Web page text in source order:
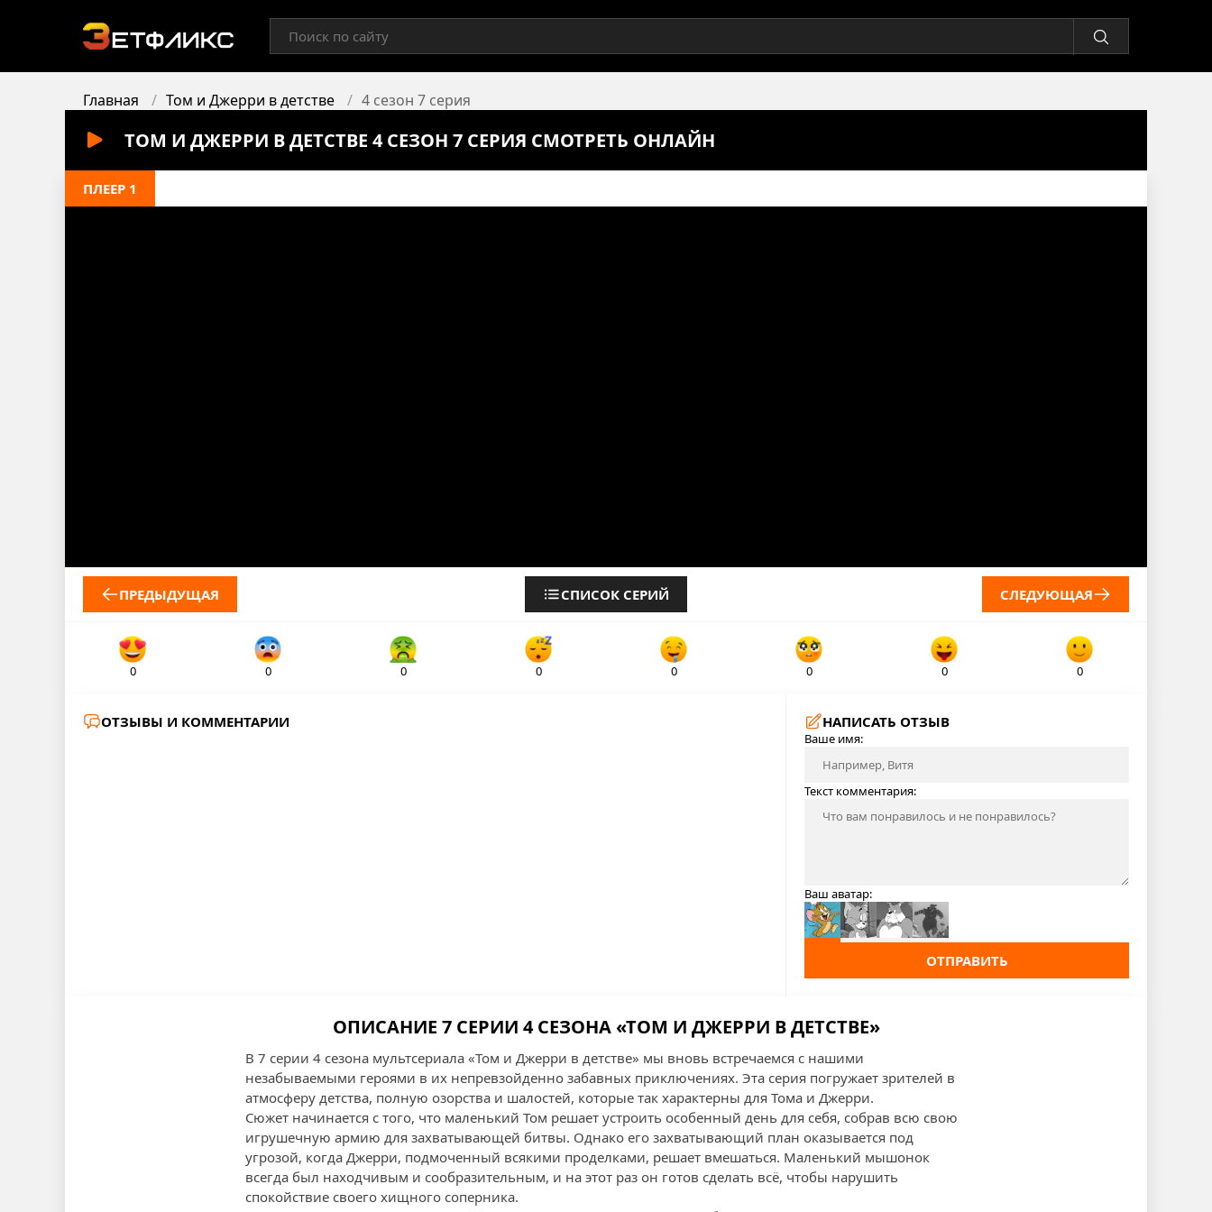
Главная Том и Джерри в детстве 4 сезон 7 серия
ТОМ И ДЖЕРРИ В ДЕТСТВЕ 4 СЕЗОН 7 СЕРИЯ СМОТРЕТЬ ОНЛАЙН
ПЛЕЕР 1
ПРЕДЫДУЩАЯ СПИСОК СЕРИЙ СЛЕДУЮЩАЯ
0 0 0 0 0 0 0 0
ОТЗЫВЫ И КОММЕНТАРИИ НАПИСАТЬ ОТЗЫВ
Ваше имя:
Текст комментария:
Ваш аватар:
ОТПРАВИТЬ
ОПИСАНИЕ 7 СЕРИИ 4 СЕЗОНА «ТОМ И ДЖЕРРИ В ДЕТСТВЕ»
В 7 серии 4 сезона мультсериала «Том и Джерри в детстве» мы вновь встречаемся с нашими
незабываемыми героями в их непревзойденно забавных приключениях. Эта серия погружает зрителей в
атмосферу детства, полную озорства и шалостей, которые так характерны для Тома и Джерри.
Сюжет начинается с того, что маленький Том решает устроить особенный день для себя, собрав всю свою
игрушечную армию для захватывающей битвы. Однако его захватывающий план оказывается под
угрозой, когда Джерри, подмоченный всякими проделками, решает вмешаться. Маленький мышонок
всегда был находчивым и сообразительным, и на этот раз он готов сделать всё, чтобы нарушить
спокойствие своего хищного соперника.